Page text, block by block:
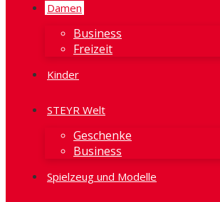
Damen
Business
Freizeit
Kinder
STEYR Welt
Geschenke
Business
Spielzeug und Modelle